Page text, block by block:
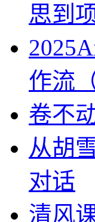
思到
作流
卷不
从胡
对话
清风